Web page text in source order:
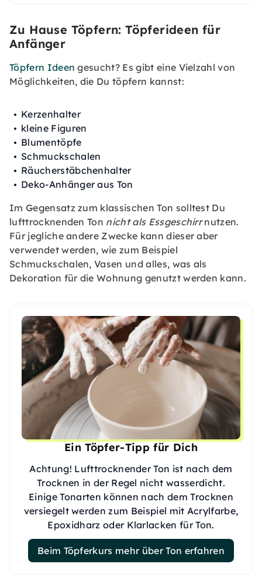
Zu Hause Töpfern: Töpferideen für
Anfänger
Töpfern Ideen gesucht? Es gibt eine Vielzahl von
Möglichkeiten, die Du töpfern kannst:
Kerzenhalter
kleine Figuren
Blumentöpfe
Schmuckschalen
Räucherstäbchenhalter
Deko-Anhänger aus Ton
Im Gegensatz zum klassischen Ton solltest Du
lufttrocknenden Ton nicht als Essgeschirrnutzen.
Für jegliche andere Zwecke kann dieser aber
verwendet werden, wie zum Beispiel
Schmuckschalen, Vasen und alles, was als
Dekoration für die Wohnung genutzt werden kann.
Ein Töpfer-Tipp für Dich
Achtung! Lufttrocknender Ton ist nach dem
Trocknen in der Regel nicht wasserdicht.
Einige Tonarten können nach dem Trocknen
versiegelt werden zum Beispiel mit Acrylfarbe,
Epoxidharz oder Klarlacken für Ton.
Beim Töpferkurs mehr über Ton erfahren